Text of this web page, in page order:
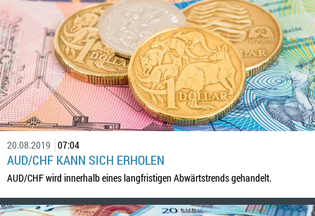
20.08.2019 07:04
AUD/CHF KANN SICH ERHOLEN
AUD/CHF wird innerhalb eines langfristigen Abwärtstrends gehandelt.